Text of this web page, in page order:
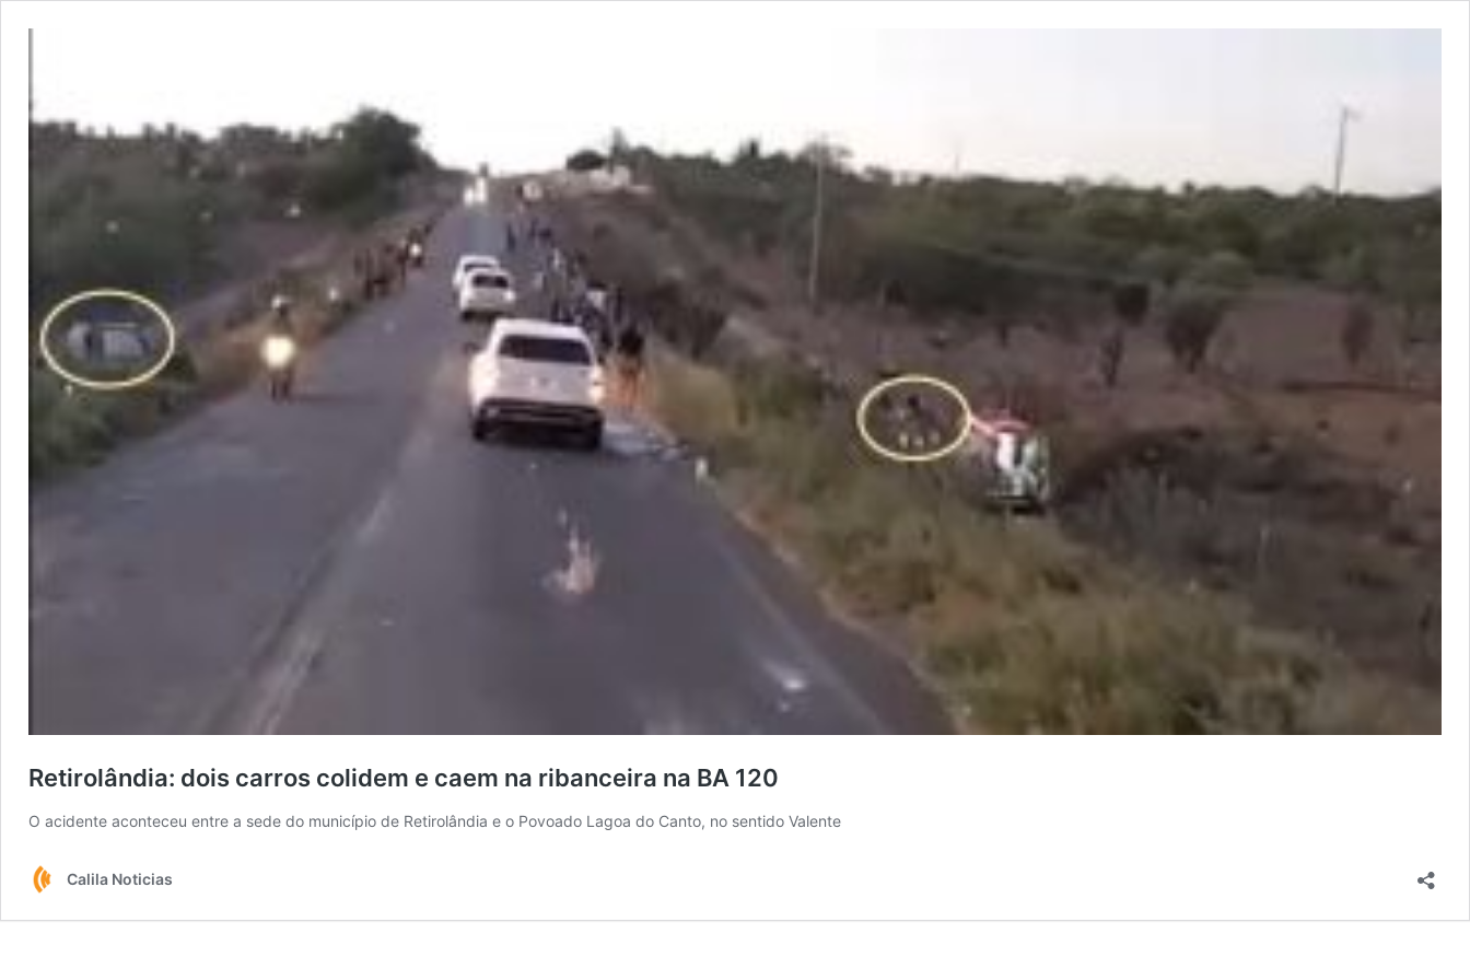
Retirolândia: dois carros colidem e caem na ribanceira na BA 120
O acidente aconteceu entre a sede do município de Retirolândia e o Povoado Lagoa do Canto, no sentido Valente
Calila Noticias